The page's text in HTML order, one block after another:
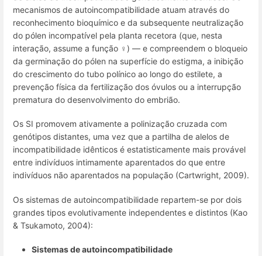
mecanismos de autoincompatibilidade atuam através do
reconhecimento bioquímico e da subsequente neutralização
do pólen incompatível pela planta recetora (que, nesta
interação, assume a função ♀) — e compreendem o bloqueio
da germinação do pólen na superfície do estigma, a inibição
do crescimento do tubo polínico ao longo do estilete, a
prevenção física da fertilização dos óvulos ou a interrupção
prematura do desenvolvimento do embrião.
Os SI promovem ativamente a polinização cruzada com
genótipos distantes, uma vez que a partilha de alelos de
incompatibilidade idênticos é estatisticamente mais provável
entre indivíduos intimamente aparentados do que entre
indivíduos não aparentados na população (Cartwright, 2009).
Os sistemas de autoincompatibilidade repartem-se por dois
grandes tipos evolutivamente independentes e distintos (Kao
& Tsukamoto, 2004):
Sistemas de autoincompatibilidade